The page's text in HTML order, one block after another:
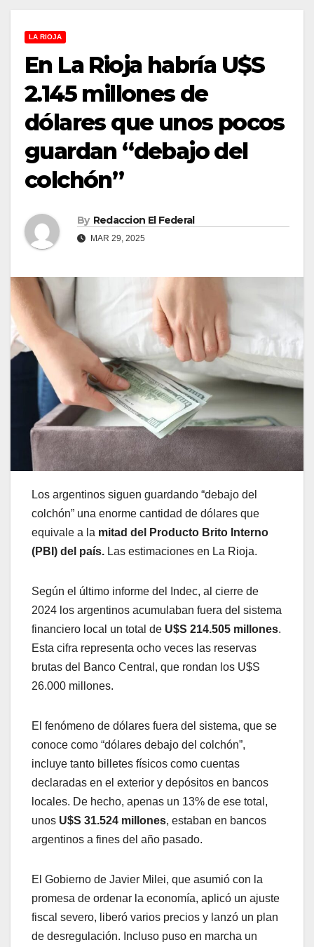
LA RIOJA
En La Rioja habría U$S
2.145 millones de
dólares que unos pocos
guardan “debajo del
colchón”
By Redaccion El Federal
MAR 29, 2025
Los argentinos siguen guardando “debajo del
colchón” una enorme cantidad de dólares que
equivale a la mitad del Producto Brito Interno
(PBI) del país. Las estimaciones en La Rioja.
Según el último informe del Indec, al cierre de
2024 los argentinos acumulaban fuera del sistema
financiero local un total de U$S 214.505 millones.
Esta cifra representa ocho veces las reservas
brutas del Banco Central, que rondan los U$S
26.000 millones.
El fenómeno de dólares fuera del sistema, que se
conoce como “dólares debajo del colchón”,
incluye tanto billetes físicos como cuentas
declaradas en el exterior y depósitos en bancos
locales. De hecho, apenas un 13% de ese total,
unos U$S 31.524 millones, estaban en bancos
argentinos a fines del año pasado.
El Gobierno de Javier Milei, que asumió con la
promesa de ordenar la economía, aplicó un ajuste
fiscal severo, liberó varios precios y lanzó un plan
de desregulación. Incluso puso en marcha un